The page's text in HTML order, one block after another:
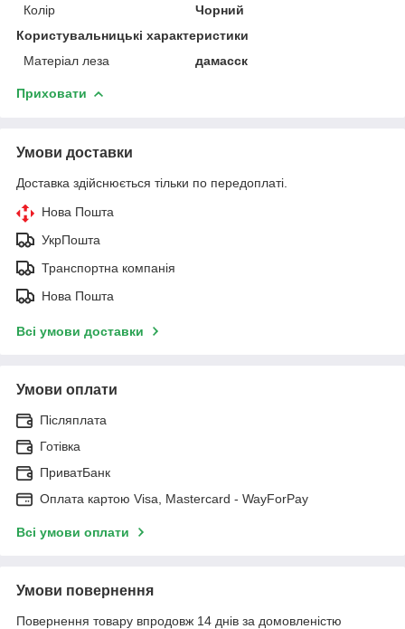
Колір
Чорний
Користувальницькі характеристики
Матеріал леза
дамасск
Приховати
Умови доставки
Доставка здійснюється тільки по передоплаті.
Нова Пошта
УкрПошта
Транспортна компанія
Нова Пошта
Всі умови доставки
Умови оплати
Післяплата
Готівка
ПриватБанк
Оплата картою Visa, Mastercard - WayForPay
Всі умови оплати
Умови повернення
Повернення товару впродовж 14 днів за домовленістю